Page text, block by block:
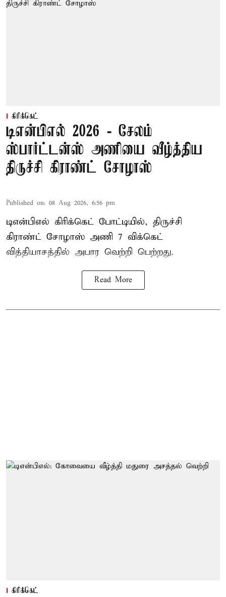
கிரிக்கெட்
டிஎன்பிஎல் 2026 - சேலம்
ஸ்பார்ட்டன்ஸ் அணியை வீழ்த்திய
திருச்சி கிராண்ட் சோழாஸ்
Published on: 08 Aug 2026, 6:56 pm
டிஎன்பிஎல் கிரிக்கெட் போட்டியில், திருச்சி
கிராண்ட் சோழாஸ் அணி 7 விக்கெட்
வித்தியாசத்தில் அபார வெற்றி பெற்றது.
Read More
கிரிக்கெட்